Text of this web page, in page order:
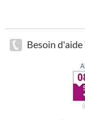
Besoin d'aide